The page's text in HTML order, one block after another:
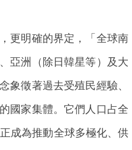
更明確的界定，「全球南
亞洲（除日韓星等）及大
象徵著過去受殖民經驗、
國家集體。它們人口占全
成為推動全球多極化、供